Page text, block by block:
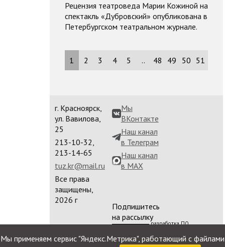
Рецензия театроведа Марии Кожиной на
спектакль «Дубровский» опубликована в
Петербургском театральном журнале.
1 2 3 4 5 .. 48 49 50 51
г. Красноярск,
ул. Вавилова,
25
213-10-32,
213-14-65
tuz.kr@mail.ru
Все права
защищены,
2026 г
Мы
ВКонтакте
Наш канал
в Телеграм
Наш канал
в MAX
Подпишитесь
на рассылку
разработка ПО
сайта
Мы применяем сервис "Яндекс.Метрика", работающий с файлами